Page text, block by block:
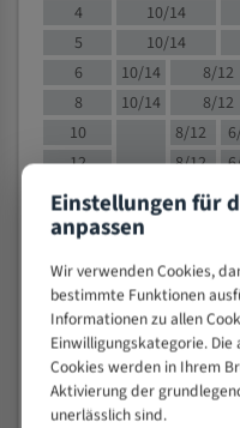
4
10/14
5
10/14
6
10/14 8/12
8
10/14 8/12
10
8/12
12
8/12
15
8/12
20
50
80
> 100
VOLLMATERIAL
Einstellungen für
anpassen
Wir verwenden Cookies,
bestimmte Funktionen
Informationen zu allen
Einwilligungskategorie.
Cookies werden in Ihrem
Aktivierung der
unerlässlich sind.